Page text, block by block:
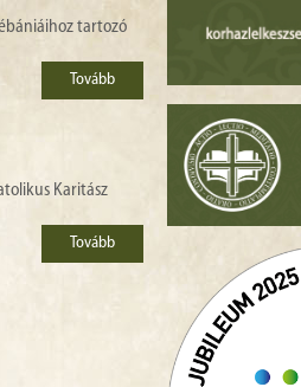
tartozó
Tovább
Karitász
Tovább